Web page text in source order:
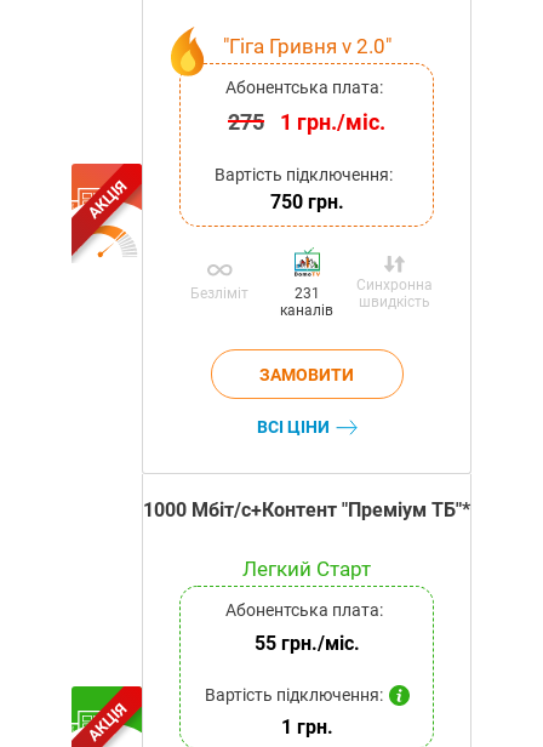
АКЦІЯ
"Гіга Гривня v 2.0"
Абонентська плата:
275 1 грн./міс.
Вартість підключення:
750 грн.
Безліміт
231
каналів
Синхронна
швидкість
ВСІ ЦІНИ
АКЦІЯ
1000 Мбіт/с+Контент "Преміум ТБ"*
Легкий Старт
Абонентська плата:
55 грн./міс.
Вартість підключення:
1 грн.